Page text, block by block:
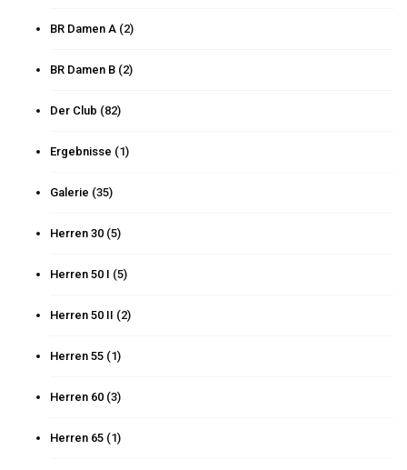
BR Damen A (2)
BR Damen B (2)
Der Club (82)
Ergebnisse (1)
Galerie (35)
Herren 30 (5)
Herren 50 I (5)
Herren 50 II (2)
Herren 55 (1)
Herren 60 (3)
Herren 65 (1)